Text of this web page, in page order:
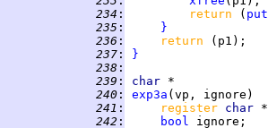
234 : return (
235 :
}
236 : return
237 :
}
238 :
239 : char
240 : exp3a
241 : register char
242 : bool